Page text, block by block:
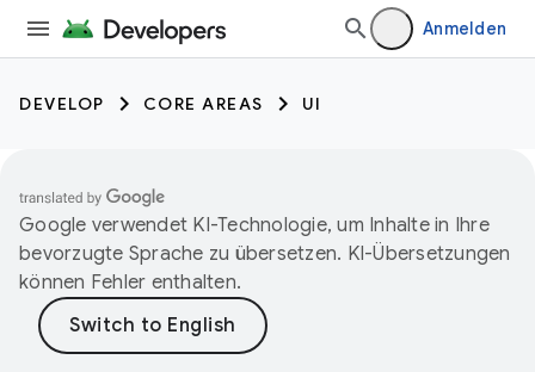
Anmelden
DEVELOP CORE AREAS UI
Google verwendet KI-Technologie, um Inhalte in Ihre
bevorzugte Sprache zu übersetzen. KI-Übersetzungen
können Fehler enthalten.